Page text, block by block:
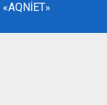
«AQNİET»